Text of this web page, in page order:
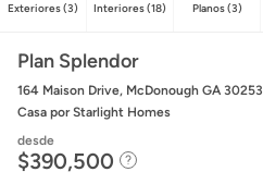
Exteriores(3) Interiores(18) Planos(3)
Plan Splendor
164 Maison Drive, McDonough GA 30253
Casa por Starlight Homes
desde
$390,500